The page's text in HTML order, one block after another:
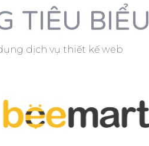
TIÊU BIỂU
dịch vụ thiết kế web